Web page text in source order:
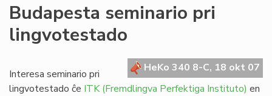
Budapesta seminario pri
lingvotestado
HeKo 340 8-C, 18 okt 07
Interesa seminario pri
lingvotestado ĉe ITK (Fremdlingva Perfektiga Instituto) en